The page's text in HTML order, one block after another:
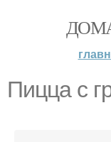
Пицца с